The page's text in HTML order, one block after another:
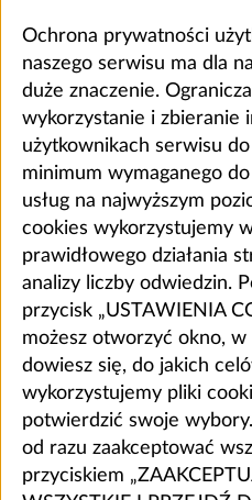
Ochrona prywatności
naszego serwisu ma dla
duże znaczenie.
wykorzystanie i zbieranie
użytkownikach serwisu
minimum wymaganego
usług na najwyższym
cookies wykorzystujemy
prawidłowego działania
analizy liczby odwiedzin.
przycisk „USTAWIENIA
możesz otworzyć okno,
dowiesz się, do jakich
wykorzystujemy pliki
potwierdzić swoje
od razu zaakceptować
przyciskiem